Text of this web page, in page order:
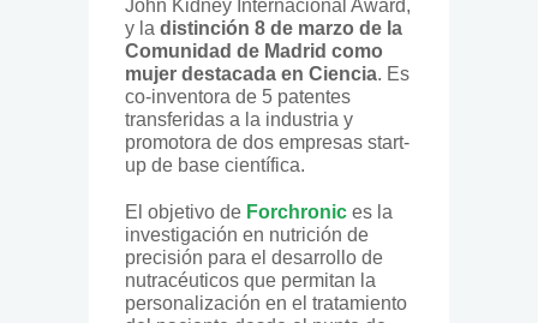
John Kidney Internacional Award,
y la distinción 8 de marzo de la
Comunidad de Madrid como
mujer destacada en Ciencia. Es
co-inventora de 5 patentes
transferidas a la industria y
promotora de dos empresas start-
up de base científica.
El objetivo de Forchronic es la
investigación en nutrición de
precisión para el desarrollo de
nutracéuticos que permitan la
personalización en el tratamiento